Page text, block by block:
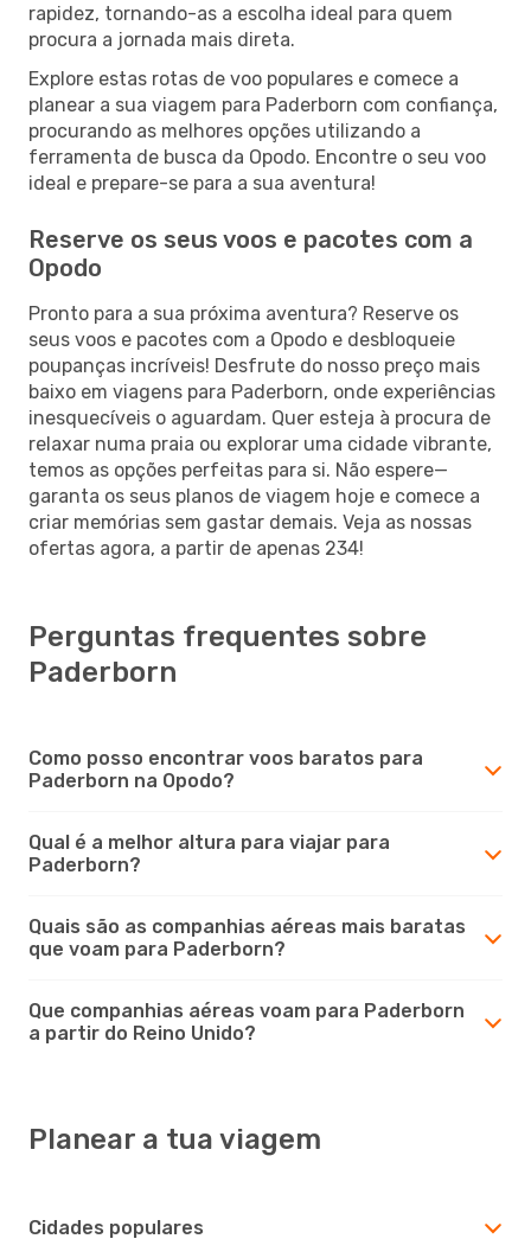
rapidez, tornando-as a escolha ideal para quem
procura a jornada mais direta.
Explore estas rotas de voo populares e comece a
planear a sua viagem para Paderborn com confiança,
procurando as melhores opções utilizando a
ferramenta de busca da Opodo. Encontre o seu voo
ideal e prepare-se para a sua aventura!
Reserve os seus voos e pacotes com a
Opodo
Pronto para a sua próxima aventura? Reserve os
seus voos e pacotes com a Opodo e desbloqueie
poupanças incríveis! Desfrute do nosso preço mais
baixo em viagens para Paderborn, onde experiências
inesquecíveis o aguardam. Quer esteja à procura de
relaxar numa praia ou explorar uma cidade vibrante,
temos as opções perfeitas para si. Não espere—
garanta os seus planos de viagem hoje e comece a
criar memórias sem gastar demais. Veja as nossas
ofertas agora, a partir de apenas 234!
Perguntas frequentes sobre
Paderborn
Como posso encontrar voos baratos para
Paderborn na Opodo?
Qual é a melhor altura para viajar para
Paderborn?
Quais são as companhias aéreas mais baratas
que voam para Paderborn?
Que companhias aéreas voam para Paderborn
a partir do Reino Unido?
Planear a tua viagem
Cidades populares